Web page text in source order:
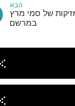
הבא
של סמי מרץ
במרשם
לא תודה